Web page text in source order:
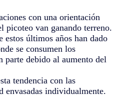
con una orientación
picoteo van ganando terreno.
estos últimos años han dado
se consumen los
parte debido al aumento del
tendencia con las
envasadas individualmente.